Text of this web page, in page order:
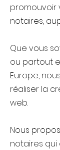
promouvoir
notaires,
Que vous
ou partout
Europe,
réaliser la
web.
Nous
notaires qui